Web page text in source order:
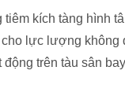
tiêm kích tàng hình
lực lượng
trên tàu sân